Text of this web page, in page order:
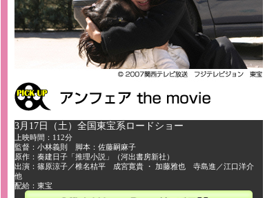
3月17日（土）全国東宝系ロードショー
上映時間：112分
監督：小林義則 脚本：佐藤嗣麻子
原作：奏建日子「推理小説」（河出書房新社）
出演：篠原涼子／椎名桔平 成宮寛貴 ・ 加藤雅也 寺島進／江口洋介
他
配給：東宝